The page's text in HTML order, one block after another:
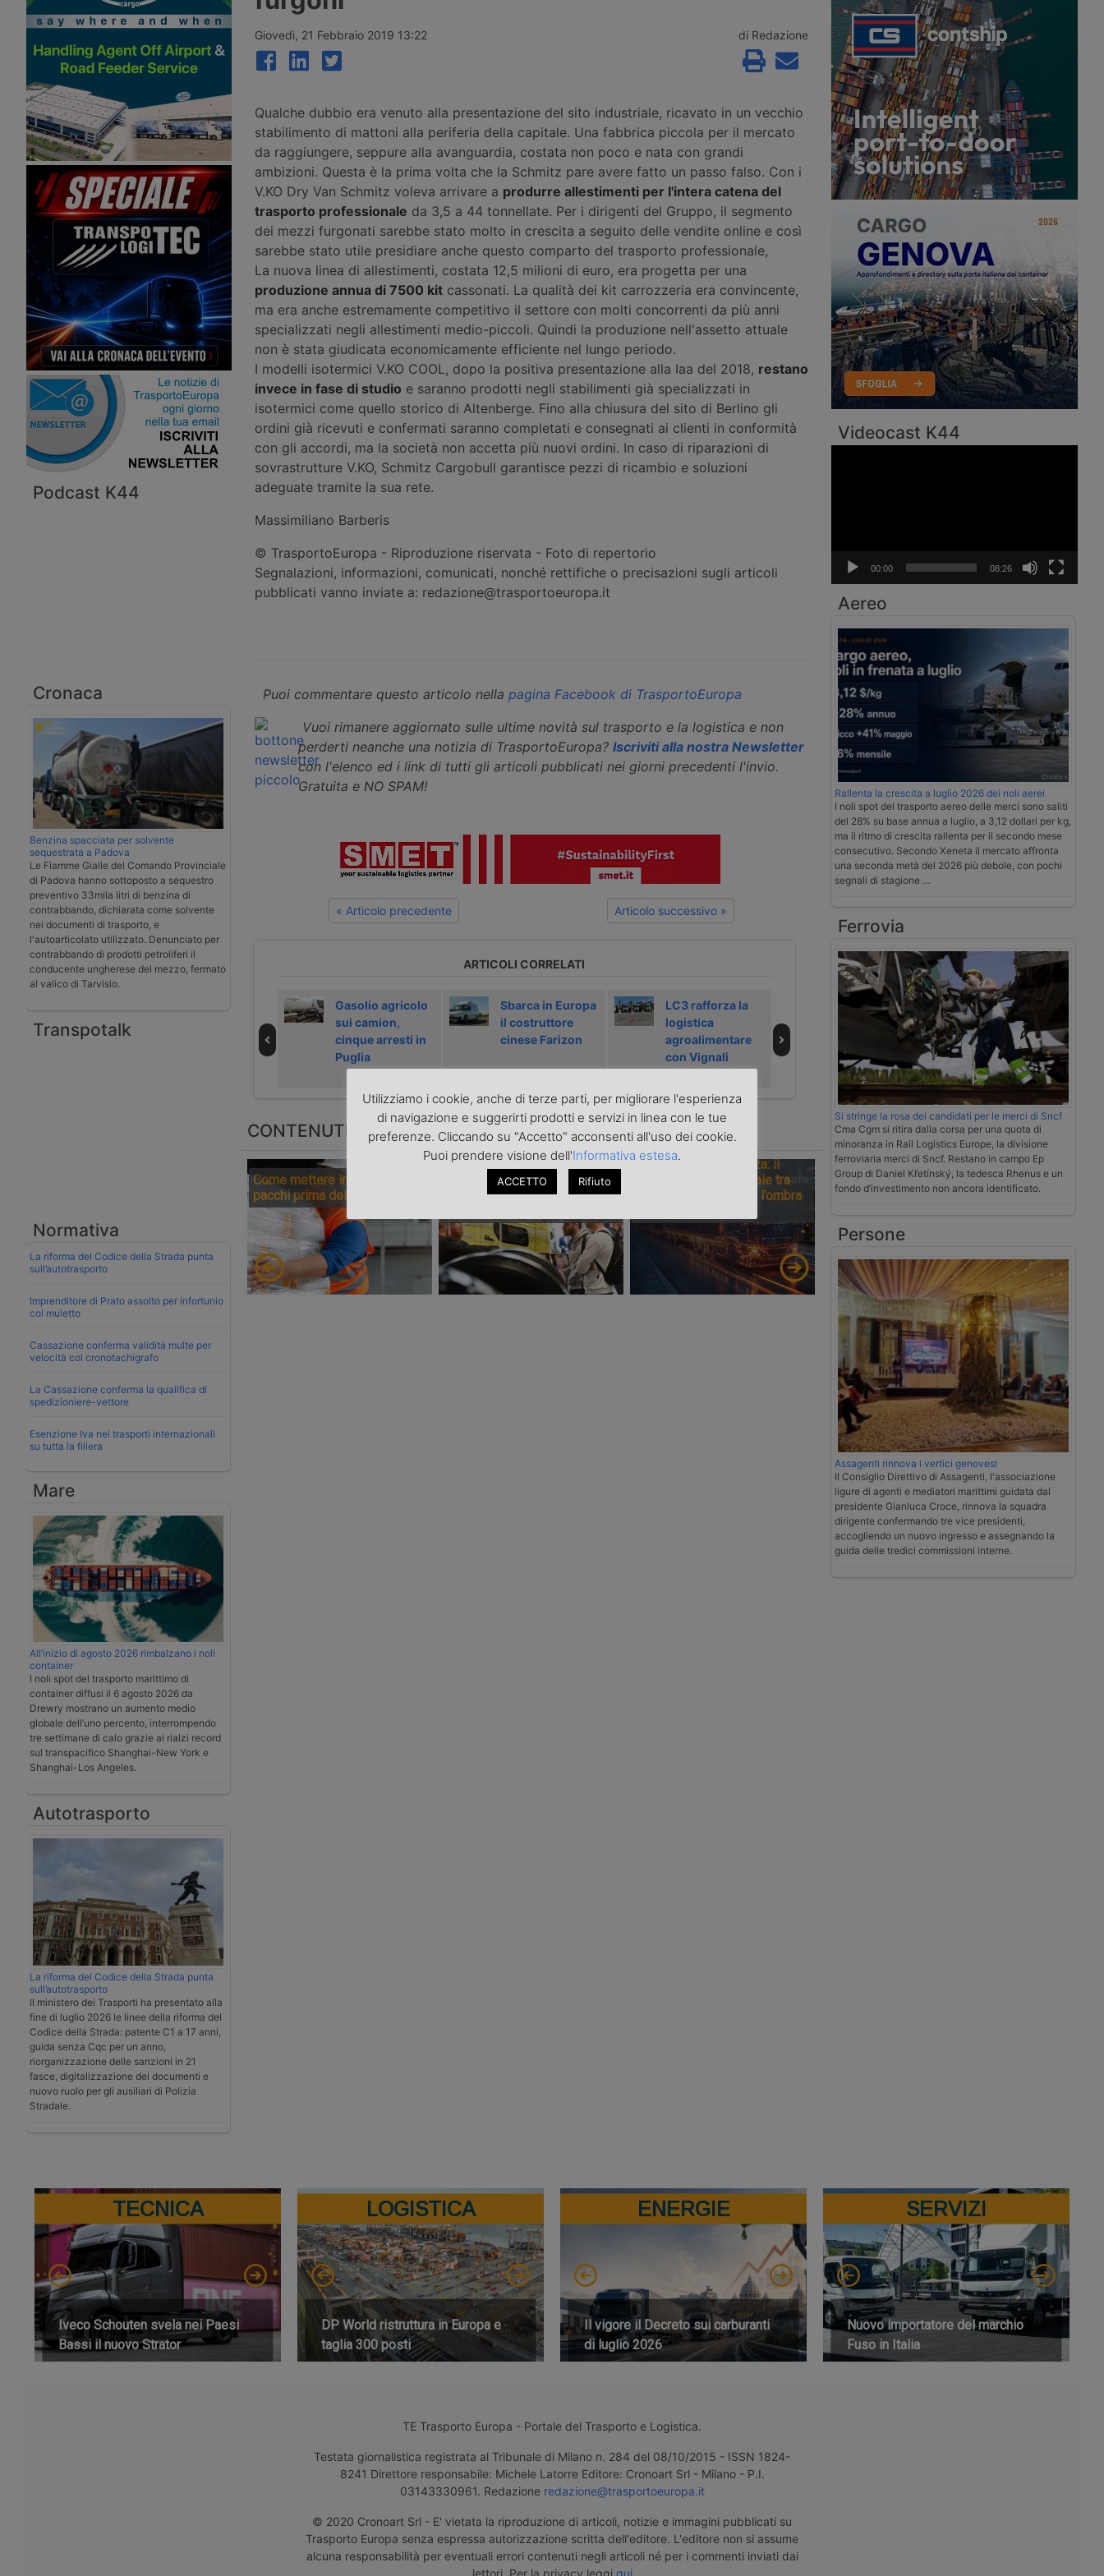
Europa. Ha già ottenuto
l’omologazione Wvta per l’intera
Unione Europea. Prime consegne a
Dhl Freight e Gress Speditions.
aperto le prenotazioni il 29 luglio
2026, ma le richiuse poche ore
dopo per il rapido esaurimento dei
fondi.
semestre a 14.595 unità (+3,32%).
La spinta arriva dal segmento
medio delle motrici e dai trattori
stradali, mentre Scania scavalca
Iveco nei trattori stradali.
chiusura tra luglio e settembre,
mentre a Torino il marchio presenta la
gamma Model Year 2026 e il nuovo
ecosistema di servizi per le flotte.
Podcast K44
Cronaca
Benzina spacciata per solvente
sequestrata a Padova
Le Fiamme Gialle del Comando Provinciale
di Padova hanno sottoposto a sequestro
preventivo 33mila litri di benzina di
contrabbando, dichiarata come solvente
nei documenti di trasporto, e
l'autoarticolato utilizzato. Denunciato per
contrabbando di prodotti petroliferi il
conducente ungherese del mezzo, fermato
al valico di Tarvisio.
Transpotalk
Normativa
La riforma del Codice della Strada punta
sull’autotrasporto
Imprenditore di Prato assolto per infortunio
col muletto
Cassazione conferma validità multe per
velocità col cronotachigrafo
La Cassazione conferma la qualifica di
spedizioniere-vettore
Esenzione Iva nei trasporti internazionali
su tutta la filiera
Mare
All’inizio di agosto 2026 rimbalzano i noli
container
I noli spot del trasporto marittimo di
container diffusi il 6 agosto 2026 da
Drewry mostrano un aumento medio
globale dell’uno percento, interrompendo
tre settimane di calo grazie ai rialzi record
sul transpacifico Shanghai-New York e
Shanghai-Los Angeles.
Autotrasporto
La riforma del Codice della Strada punta
sull’autotrasporto
Il ministero dei Trasporti ha presentato alla
fine di luglio 2026 le linee della riforma del
Codice della Strada: patente C1 a 17 anni,
guida senza Cqc per un anno,
riorganizzazione delle sanzioni in 21
fasce, digitalizzazione dei documenti e
nuovo ruolo per gli ausiliari di Polizia
Stradale.
Giovedì, 21 Febbraio 2019 13:22 di Redazione
Qualche dubbio era venuto alla presentazione del sito industriale, ricavato in un vecchio
stabilimento di mattoni alla periferia della capitale. Una fabbrica piccola per il mercato
da raggiungere, seppure alla avanguardia, costata non poco e nata con grandi
ambizioni. Questa è la prima volta che la Schmitz pare avere fatto un passo falso. Con i
V.KO Dry Van Schmitz voleva arrivare a produrre allestimenti per l'intera catena del
trasporto professionale da 3,5 a 44 tonnellate. Per i dirigenti del Gruppo, il segmento
dei mezzi furgonati sarebbe stato molto in crescita a seguito delle vendite online e così
sarebbe stato utile presidiare anche questo comparto del trasporto professionale,
La nuova linea di allestimenti, costata 12,5 milioni di euro, era progetta per una
produzione annua di 7500 kit cassonati. La qualità dei kit carrozzeria era convincente,
ma era anche estremamente competitivo il settore con molti concorrenti da più anni
specializzati negli allestimenti medio-piccoli. Quindi la produzione nell'assetto attuale
non è stata giudicata economicamente efficiente nel lungo periodo.
I modelli isotermici V.KO COOL, dopo la positiva presentazione alla Iaa del 2018, restano
invece in fase di studio e saranno prodotti negli stabilimenti già specializzati in
isotermici come quello storico di Altenberge. Fino alla chiusura del sito di Berlino gli
ordini già ricevuti e confermati saranno completati e consegnati ai clienti in conformità
con gli accordi, ma la società non accetta più nuovi ordini. In caso di riparazioni di
sovrastrutture V.KO, Schmitz Cargobull garantisce pezzi di ricambio e soluzioni
adeguate tramite la sua rete.
Massimiliano Barberis
© TrasportoEuropa - Riproduzione riservata - Foto di repertorio
Segnalazioni, informazioni, comunicati, nonché rettifiche o precisazioni sugli articoli
pubblicati vanno inviate a: redazione@trasportoeuropa.it
Puoi commentare questo articolo nella pagina Facebook di TrasportoEuropa
Vuoi rimanere aggiornato sulle ultime novità sul trasporto e la logistica e non
perderti neanche una notizia di TrasportoEuropa? Iscriviti alla nostra Newsletter
con l'elenco ed i link di tutti gli articoli pubblicati nei giorni precedenti l'invio.
Gratuita e NO SPAM!
« Articolo precedente Articolo successivo »
ARTICOLI CORRELATI
Thermo King per
il trasporto
Gasolio agricolo
sui camion,
cinque arresti in
Puglia
Sbarca in Europa
il costruttore
cinese Farizon
LC3 rafforza la
logistica
agroalimentare
con Vignali
Donfeng parte
dal Transpotec
per portare i
furgoni in Italia
Con Zero X, il
freddo urbano
diventa elettrico
e criogenico
CONTENUTI SPONSORIZZATI
Come mettere in sicurezza i
pacchi prima della spedizione
Transpotec Logitec 2026: a
Fiera Milano la filiera del
trasporto e della logistica fa
Il costo dell’incertezza: il
trasporto internazionale tra
scarsità di capacità e l’ombra
Videocast K44
00:00 08:26
Aereo
Rallenta la crescita a luglio 2026 dei noli aerei
I noli spot del trasporto aereo delle merci sono saliti
del 28% su base annua a luglio, a 3,12 dollari per kg,
ma il ritmo di crescita rallenta per il secondo mese
consecutivo. Secondo Xeneta il mercato affronta
una seconda metà del 2026 più debole, con pochi
segnali di stagione …
Ferrovia
Si stringe la rosa dei candidati per le merci di Sncf
Cma Cgm si ritira dalla corsa per una quota di
minoranza in Rail Logistics Europe, la divisione
ferroviaria merci di Sncf. Restano in campo Ep
Group di Daniel Křetínský, la tedesca Rhenus e un
fondo d’investimento non ancora identificato.
Persone
Assagenti rinnova i vertici genovesi
Il Consiglio Direttivo di Assagenti, l'associazione
ligure di agenti e mediatori marittimi guidata dal
presidente Gianluca Croce, rinnova la squadra
dirigente confermando tre vice presidenti,
accogliendo un nuovo ingresso e assegnando la
guida delle tredici commissioni interne.
TECNICA
Iveco Schouten svela nei Paesi
Bassi il nuovo Strator
LOGISTICA
DP World ristruttura in Europa e
taglia 300 posti
ENERGIE
Il vigore il Decreto sui carburanti
di luglio 2026
SERVIZI
Nuovo importatore del marchio
Fuso in Italia
TE Trasporto Europa - Portale del Trasporto e Logistica.
Testata giornalistica registrata al Tribunale di Milano n. 284 del 08/10/2015 - ISSN 1824-
8241 Direttore responsabile: Michele Latorre Editore: Cronoart Srl - Milano - P.I.
03143330961. Redazione redazione@trasportoeuropa.it
© 2020 Cronoart Srl - E' vietata la riproduzione di articoli, notizie e immagini pubblicati su
Trasporto Europa senza espressa autorizzazione scritta dell'editore. L'editore non si assume
alcuna responsabilità per eventuali errori contenuti negli articoli né per i commenti inviati dai
lettori. Per la privacy leggi qui
Utilizziamo i cookie, anche di terze parti, per migliorare l'esperienza
di navigazione e suggerirti prodotti e servizi in linea con le tue
preferenze. Cliccando su "Accetto" acconsenti all'uso dei cookie.
Puoi prendere visione dell'Informativa estesa.
ACCETTO Rifiuto